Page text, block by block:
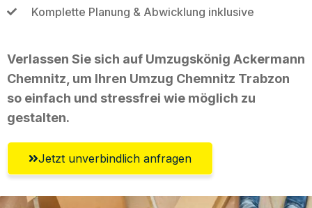
Komplette Planung & Abwicklung inklusive
Verlassen Sie sich auf Umzugskönig Ackermann
Chemnitz, um Ihren Umzug Chemnitz Trabzon
so einfach und stressfrei wie möglich zu
gestalten.
Jetzt unverbindlich anfragen